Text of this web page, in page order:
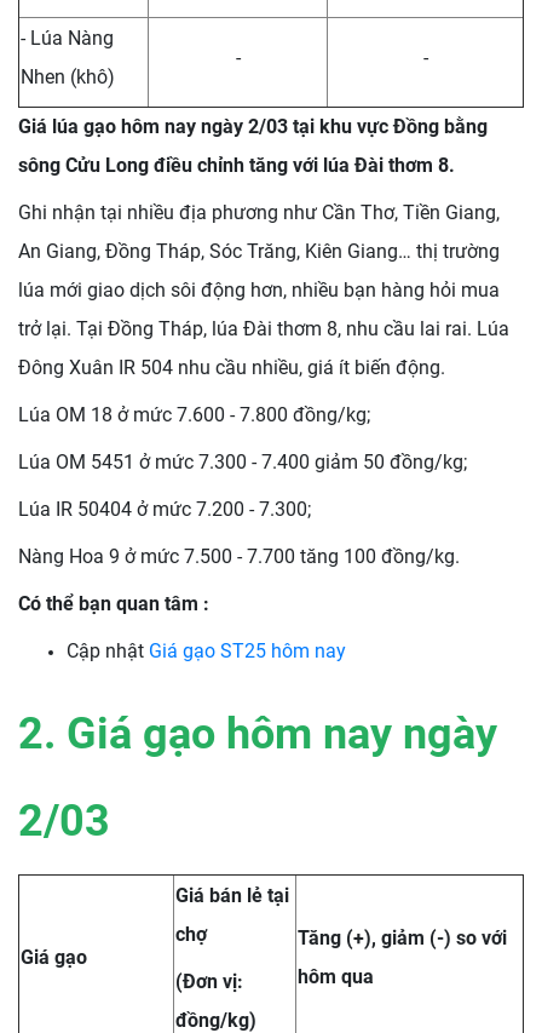
- Lúa Nàng
Nhen (khô)
- -
Giá lúa gạo hôm nay ngày 2/03 tại khu vực Đồng bằng
sông Cửu Long điều chỉnh tăng với lúa Đài thơm 8.
Ghi nhận tại nhiều địa phương như Cần Thơ, Tiền Giang,
An Giang, Đồng Tháp, Sóc Trăng, Kiên Giang… thị trường
lúa mới giao dịch sôi động hơn, nhiều bạn hàng hỏi mua
trở lại. Tại Đồng Tháp, lúa Đài thơm 8, nhu cầu lai rai. Lúa
Đông Xuân IR 504 nhu cầu nhiều, giá ít biến động.
Lúa OM 18 ở mức 7.600 - 7.800 đồng/kg;
Lúa OM 5451 ở mức 7.300 - 7.400 giảm 50 đồng/kg;
Lúa IR 50404 ở mức 7.200 - 7.300;
Nàng Hoa 9 ở mức 7.500 - 7.700 tăng 100 đồng/kg.
Có thể bạn quan tâm :
Cập nhật Giá gạo ST25 hôm nay
2. Giá gạo hôm nay ngày
2/03
Giá gạo
Giá bán lẻ tại
chợ
(Đơn vị:
đồng/kg)
Tăng (+), giảm (-) so với
hôm qua